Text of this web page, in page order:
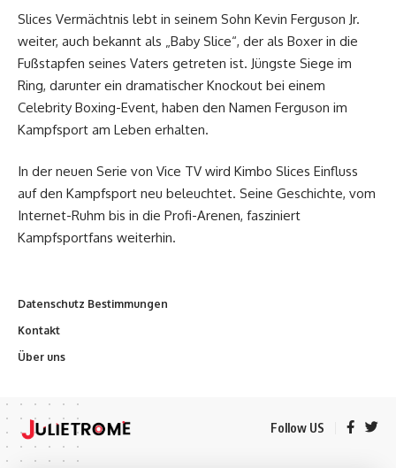
Slices Vermächtnis lebt in seinem Sohn Kevin Ferguson Jr.
weiter, auch bekannt als „Baby Slice“, der als Boxer in die
Fußstapfen seines Vaters getreten ist. Jüngste Siege im
Ring, darunter ein dramatischer Knockout bei einem
Celebrity Boxing-Event, haben den Namen Ferguson im
Kampfsport am Leben erhalten.
In der neuen Serie von Vice TV wird Kimbo Slices Einfluss
auf den Kampfsport neu beleuchtet. Seine Geschichte, vom
Internet-Ruhm bis in die Profi-Arenen, fasziniert
Kampfsportfans weiterhin.
Datenschutz Bestimmungen
Kontakt
Über uns
Follow US